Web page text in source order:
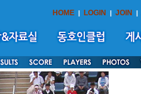
HOME | LOGIN | JOIN |